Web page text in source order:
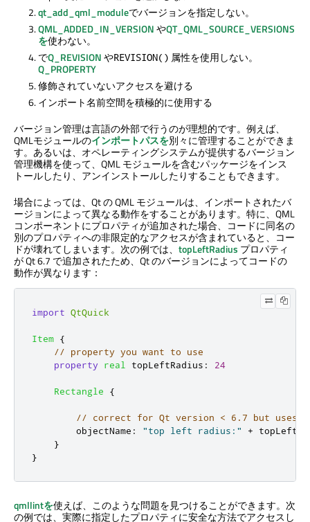
qt_add_qml_moduleでバージョンを指定しない。
QML_ADDED_IN_VERSIONやQT_QML_SOURCE_VERSIONS
を使わない。
でQ_REVISIONやREVISION() 属性を使用しない。
Q_PROPERTY
修飾されていないアクセスを避ける
インポート名前空間を積極的に使用する
バージョン管理は言語の外部で行うのが理想的です。例えば、
QMLモジュールのインポートパスを別々に管理することができま
す。あるいは、オペレーティングシステムが提供するバージョン
管理機構を使って、QML モジュールを含むパッケージをインス
トールしたり、アンインストールしたりすることもできます。
場合によっては、Qt の QML モジュールは、インポートされたバ
ージョンによって異なる動作をすることがあります。特に、QML
コンポーネントにプロパティが追加された場合、コードに同名の
別のプロパティへの非限定的なアクセスが含まれていると、コー
ドが壊れてしまいます。次の例では、 topLeftRadius プロパティ
が Qt 6.7 で追加されたため、Qt のバージョンによってコードの
動作が異なります：
import QtQuick
Item {
// property you want to use
property
real topLeftRadius : 24
Rectangle {
// correct for Qt version < 6.7 but uses
objectName : "top left radius:" +
}
}
qmllintを使えば、このような問題を見つけることができます。次
の例では、実際に指定したプロパティに安全な方法でアクセスし